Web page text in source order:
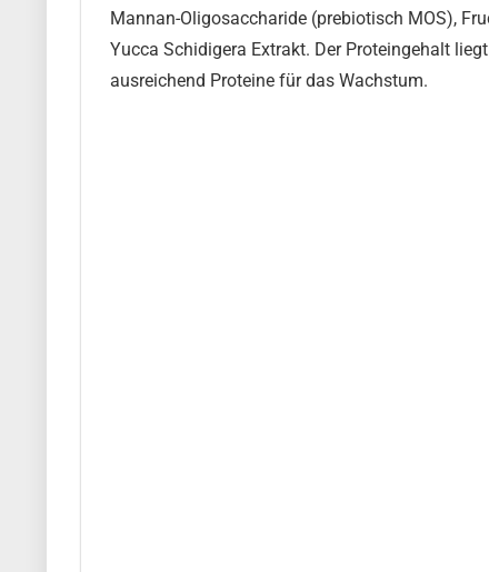
Mannan-Oligosaccharide (prebiotisch MOS),
Yucca Schidigera Extrakt. Der Proteingehalt
ausreichend Proteine für das Wachstum.